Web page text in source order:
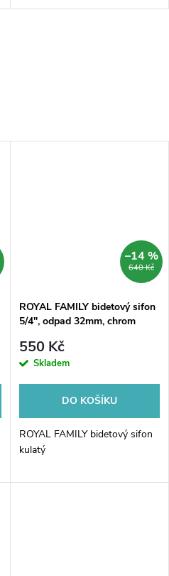
konstrukce umožňuje nejen
640 Kč
–14 %
ROYAL FAMILY bidetový sifon
5/4", odpad 32mm, chrom
550 Kč
Skladem
DO KOŠÍKU
ROYAL FAMILY bidetový sifon
kulatý